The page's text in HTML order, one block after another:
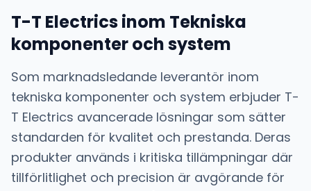
T-T Electricsinom Tekniska
komponenter och system
Som marknadsledande leverantör inom
tekniska komponenter och system erbjuder T-
T Electrics avancerade lösningar som sätter
standarden för kvalitet och prestanda. Deras
produkter används i kritiska tillämpningar där
tillförlitlighet och precision är avgörande för